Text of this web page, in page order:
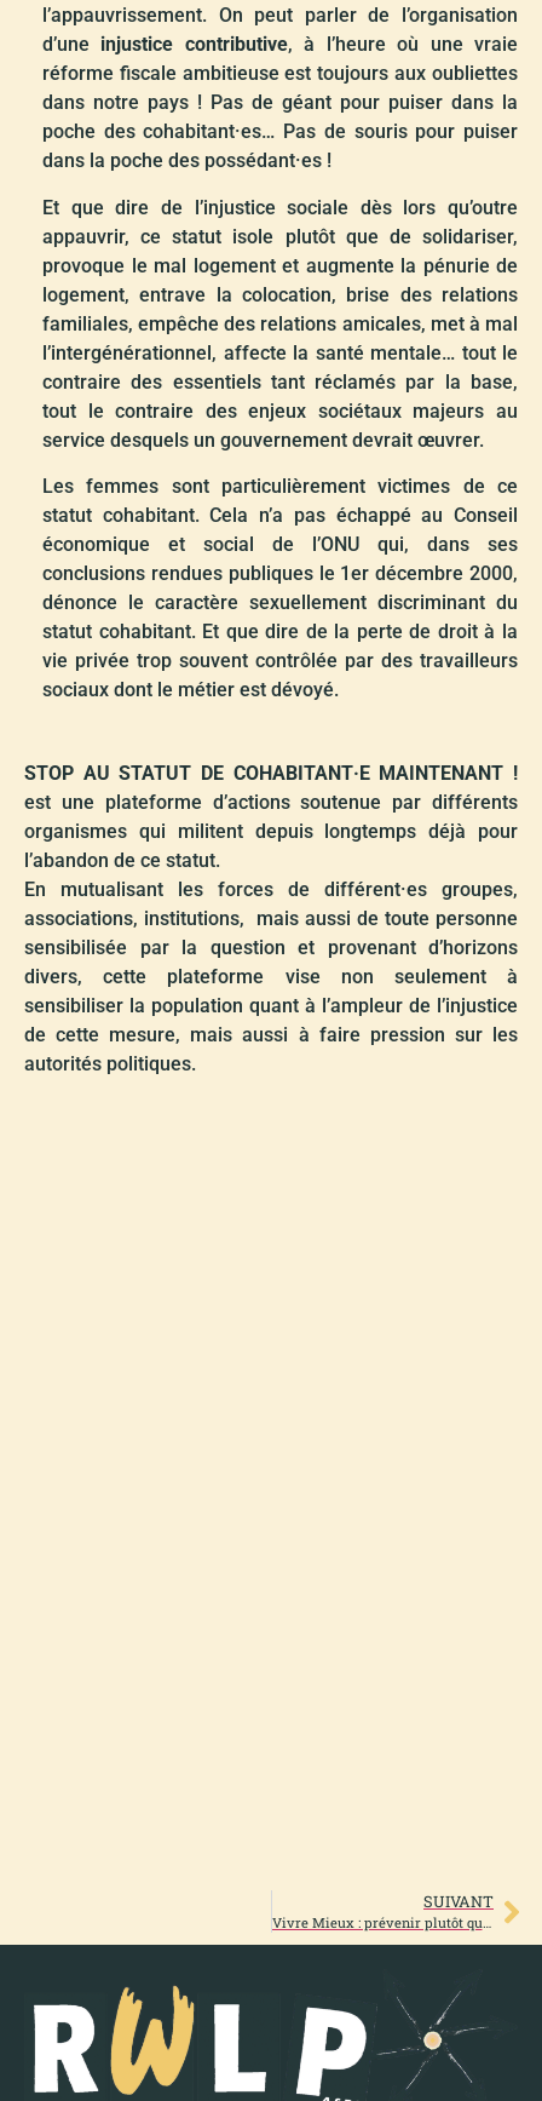
l’appauvrissement. On peut parler de l’organisation
d’une injustice contributive, à l’heure où une vraie
réforme fiscale ambitieuse est toujours aux oubliettes
dans notre pays ! Pas de géant pour puiser dans la
poche des cohabitant·es… Pas de souris pour puiser
dans la poche des possédant·es !
Et que dire de l’injustice sociale dès lors qu’outre
appauvrir, ce statut isole plutôt que de solidariser,
provoque le mal logement et augmente la pénurie de
logement, entrave la colocation, brise des relations
familiales, empêche des relations amicales, met à mal
l’intergénérationnel, affecte la santé mentale… tout le
contraire des essentiels tant réclamés par la base,
tout le contraire des enjeux sociétaux majeurs au
service desquels un gouvernement devrait œuvrer.
Les femmes sont particulièrement victimes de ce
statut cohabitant. Cela n’a pas échappé au Conseil
économique et social de l’ONU qui, dans ses
conclusions rendues publiques le 1er décembre 2000,
dénonce le caractère sexuellement discriminant du
statut cohabitant. Et que dire de la perte de droit à la
vie privée trop souvent contrôlée par des travailleurs
sociaux dont le métier est dévoyé.
STOP AU STATUT DE COHABITANT·E MAINTENANT !
est une plateforme d’actions soutenue par différents
organismes qui militent depuis longtemps déjà pour
l’abandon de ce statut.
En mutualisant les forces de différent·es groupes,
associations, institutions, mais aussi de toute personne
sensibilisée par la question et provenant d’horizons
divers, cette plateforme vise non seulement à
sensibiliser la population quant à l’ampleur de l’injustice
de cette mesure, mais aussi à faire pression sur les
autorités politiques.
SUIVANT
Vivre Mieux : prévenir plutôt que guérir